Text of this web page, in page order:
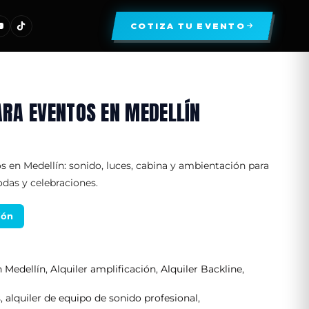
COTIZA TU EVENTO
EVENTOS EN MEDELLÍN
en Medellín: sonido, luces, cabina y ambientación para
y celebraciones.
Medellín,Alquiler amplificación,Alquiler Backline,
,alquiler de equipo de sonido profesional,